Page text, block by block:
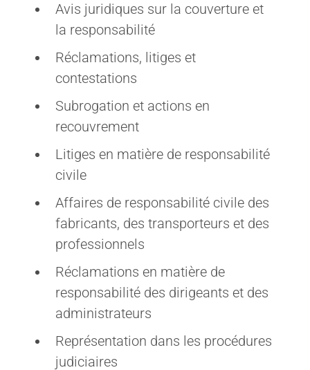
Avis juridiques sur la couverture et
la responsabilité
Réclamations, litiges et
contestations
Subrogation et actions en
recouvrement
Litiges en matière de responsabilité
civile
Affaires de responsabilité civile des
fabricants, des transporteurs et des
professionnels
Réclamations en matière de
responsabilité des dirigeants et des
administrateurs
Représentation dans les procédures
judiciaires